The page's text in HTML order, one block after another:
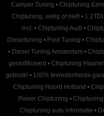
Camper Tuning • Chiptuning
Chiptuning, veilig of niet! •
incl. • Chiptuning Audi •
Dieseltuning • Ford Tuning •
• Diesel Tuning Amsterdam •
gecertificeerd • Chiptuning
gebruik! • 100% tevredenheids-
Chiptuning Noord Holland •
Power Chiptuning •
Chiptuning auto informatie •